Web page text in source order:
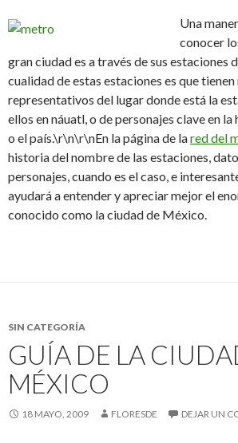
Una
conocer
gran ciudad es a través de sus estaciones
cualidad de estas estaciones es que
representativos del lugar donde está la
ellos en náuatl, o de personajes clave en
o el país.\r\n\r\nEn la página de lared del
historia del nombre de las estaciones,
personajes, cuando es el caso, e
ayudará a entender y apreciar mejor el
conocido como la ciudad de México.
SIN CATEGORÍA
GUÍA DE LA
MÉXICO
18 MAYO, 2009 FLORESDE DEJAR UN